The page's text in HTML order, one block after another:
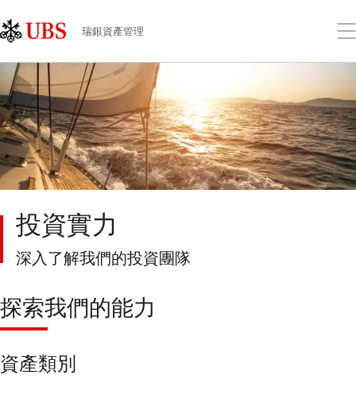
Links
Area
瑞銀資產管理
打
功
投資實力
深入了解我們的投資團隊
探索我們的能力
資產類別